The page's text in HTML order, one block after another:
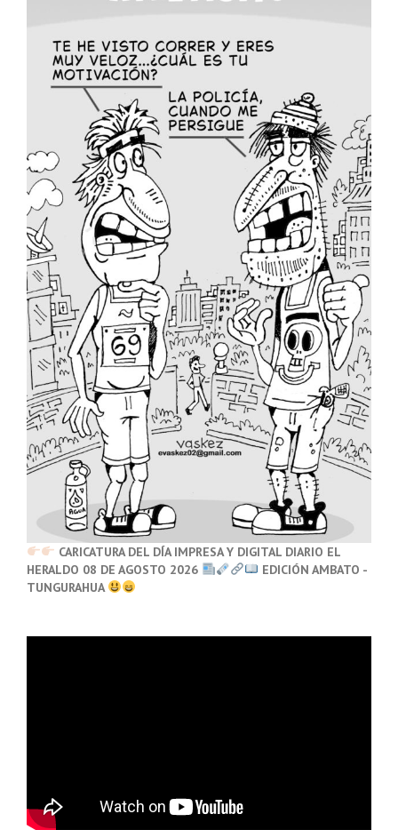
CARICATURA DEL DÍA IMPRESA Y DIGITAL DIARIO EL
HERALDO 08 DE AGOSTO 2026
EDICIÓN AMBATO -
TUNGURAHUA